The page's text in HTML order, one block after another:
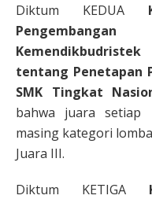
Diktum KEDUA
Kemendikbudristek
tentang Penetapan
SMK Tingkat
bahwa juara setiap
masing kategori
Juara III.
Diktum KETIGA